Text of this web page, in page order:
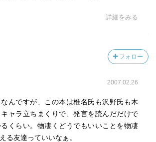
詳細をみる
フォロー
2007.02.26
んですが、この本は椎名氏も沢野氏も木
ャラ立ちまくりで、発言を読んだだけで
くらい。物凄くどうでもいいことを物凄
る友達っていいなぁ。